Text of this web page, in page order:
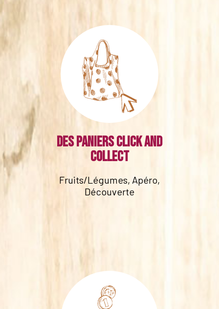
Des paniers click and
collect
Fruits/Légumes, Apéro,
Découverte